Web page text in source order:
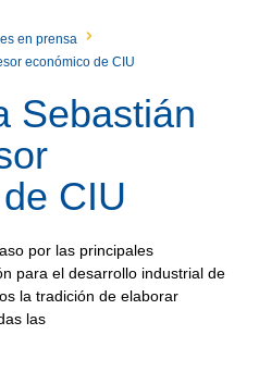
en prensa
económico de CIU
Sebastián
CIU
por las principales
para el desarrollo industrial de
la tradición de elaborar
las